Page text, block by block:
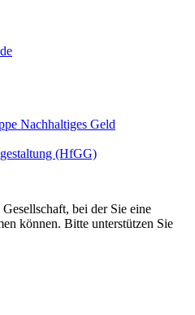
bei der Sie eine
können. Bitte unterstützen Sie